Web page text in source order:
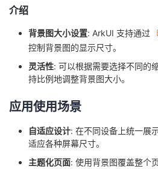
者
我
的
客
我
论
的
我
介绍
背景图大小设置: ArkUI 支持通过
控制背景图的显示尺寸。
灵活性: 可以根据需要选择不同的
持比例地调整背景图大小。
应用使用场景
自适应设计: 在不同设备上统一展
适应各种屏幕尺寸。
主题化页面: 使用背景图覆盖整个